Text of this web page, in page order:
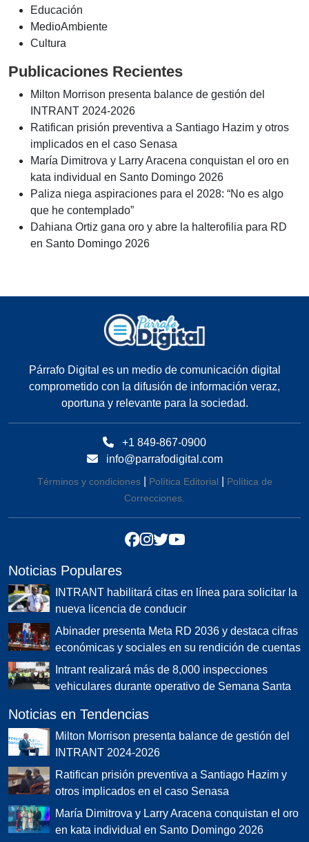
Educación
MedioAmbiente
Cultura
Publicaciones Recientes
Milton Morrison presenta balance de gestión del
INTRANT 2024-2026
Ratifican prisión preventiva a Santiago Hazim y otros
implicados en el caso Senasa
María Dimitrova y Larry Aracena conquistan el oro en
kata individual en Santo Domingo 2026
Paliza niega aspiraciones para el 2028: “No es algo
que he contemplado”
Dahiana Ortiz gana oro y abre la halterofilia para RD
en Santo Domingo 2026
Párrafo Digital es un medio de comunicación digital
comprometido con la difusión de información veraz,
oportuna y relevante para la sociedad.
+1 849-867-0900
info@parrafodigital.com
Términos y condiciones| Política Editorial
Política de
Correcciones.
Noticias Populares
INTRANT habilitará citas en línea para solicitar la
nueva licencia de conducir
Abinader presenta Meta RD 2036 y destaca cifras
económicas y sociales en su rendición de cuentas
Intrant realizará más de 8,000 inspecciones
vehiculares durante operativo de Semana Santa
Noticias en Tendencias
Milton Morrison presenta balance de gestión del
INTRANT 2024-2026
Ratifican prisión preventiva a Santiago Hazim y
otros implicados en el caso Senasa
María Dimitrova y Larry Aracena conquistan el oro
en kata individual en Santo Domingo 2026